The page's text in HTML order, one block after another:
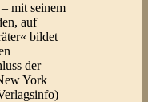
mit seinem
auf
bildet
der
York